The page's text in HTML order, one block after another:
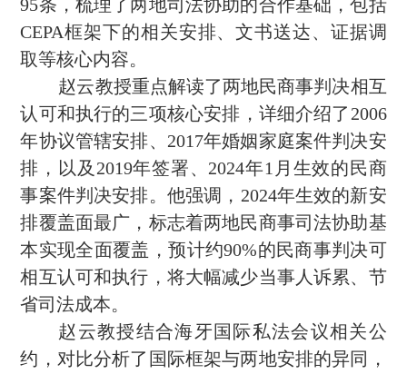
95条，梳理了两地司法协助的合作基础，包括
CEPA框架下的相关安排、文书送达、证据调
取等核心内容。
赵云教授重点解读了两地民商事判决相互
认可和执行的三项核心安排，详细介绍了 2006
年协议管辖安排、 2017年婚姻家庭案件判决安
排，以及 2019年签署、 2024年1 月生效的民商
事案件判决安排。他强调， 2024年生效的新安
排覆盖面最广，标志着两地民商事司法协助基
本实现全面覆盖，预计约90%的民商事判决可
相互认可和执行，将大幅减少当事人诉累、节
省司法成本。
赵云教授结合海牙国际私法会议相关公
约，对比分析了国际框架与两地安排的异同，